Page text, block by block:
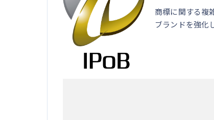
商標に関する複
ブランドを強化